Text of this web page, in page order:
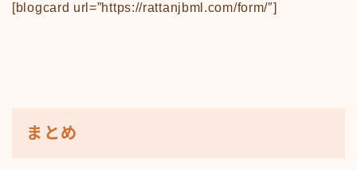
[blogcard url=”https://rattanjbml.com/form/″]
まとめ